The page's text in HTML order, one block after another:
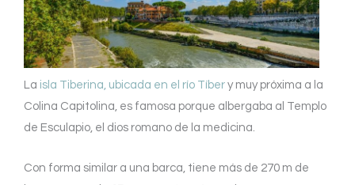
La isla Tiberina, ubicada en el río Tíber y muy próxima a la
Colina Capitolina, es famosa porque albergaba al Templo
de Esculapio, el dios romano de la medicina.
Con forma similar a una barca, tiene más de 270 m de